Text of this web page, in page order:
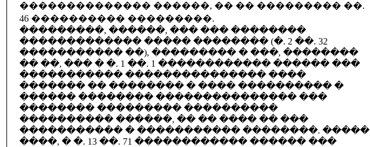
�������������� ������, �� �� ��������� ��.
46 ���������� ���������.
���������, ������, ��� ��� ��������
������������� ����� �������� (�. 2 ��. 32
����������� ��), ��������� � ���, ��������
�� ��, ��� � �. 1 ��. 1 ������������ ������ ���
����������� ��������������� ����
������� �� �������� � ���� ���������� �
������ �������� ��������������� ���
�������� ��������� ����������
���������� ������, �� �� ���� �� ���
����������� � ����������� ��������. �����
����, � �. 13 ��. 71 ������������ ������ ���